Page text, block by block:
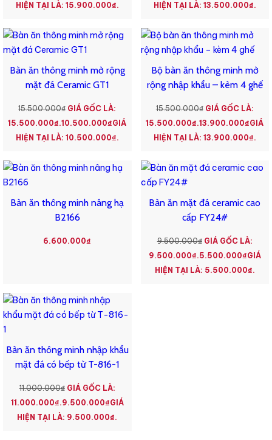
HIỆN TẠI LÀ: 15.900.000₫.
HIỆN TẠI LÀ: 13.500.000₫.
Bàn ăn thông minh mở rộng
mặt đá Ceramic GT1
15.500.000₫ GIÁ GỐC LÀ:
15.500.000₫.10.500.000₫GIÁ
HIỆN TẠI LÀ: 10.500.000₫.
Bộ bàn ăn thông minh mở
rộng nhập khẩu – kèm 4 ghế
15.500.000₫ GIÁ GỐC LÀ:
15.500.000₫.13.900.000₫GIÁ
HIỆN TẠI LÀ: 13.900.000₫.
Bàn ăn thông minh nâng hạ
B2166
6.600.000₫
Bàn ăn mặt đá ceramic cao
cấp FY24#
9.500.000₫ GIÁ GỐC LÀ:
9.500.000₫.5.500.000₫GIÁ
HIỆN TẠI LÀ: 5.500.000₫.
Bàn ăn thông minh nhập khẩu
mặt đá có bếp từ T-816-1
11.000.000₫ GIÁ GỐC LÀ:
11.000.000₫.9.500.000₫GIÁ
HIỆN TẠI LÀ: 9.500.000₫.